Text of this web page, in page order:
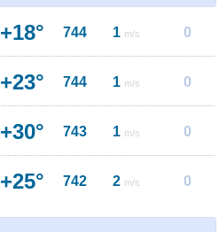
+18° 744 1 m/s 0
+23° 744 1 m/s 0
+30° 743 1 m/s 0
+25° 742 2 m/s 0